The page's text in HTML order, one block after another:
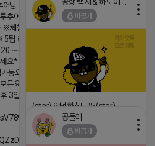
2026-04-18 17:18
어탕 맛집 10
추어탕에서
※체험메뉴※
팀 ※모집기
~ 4/26 사
요* ※체험단
능요일※ 모
든요일 12 ~
3일 이내 ※
비공개
(star) 안녕하십니까 (star)
2026-04-18 17:12
공돌이
비공개